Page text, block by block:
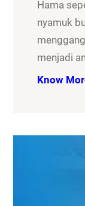
Hama
nyamuk
menjadi
Know